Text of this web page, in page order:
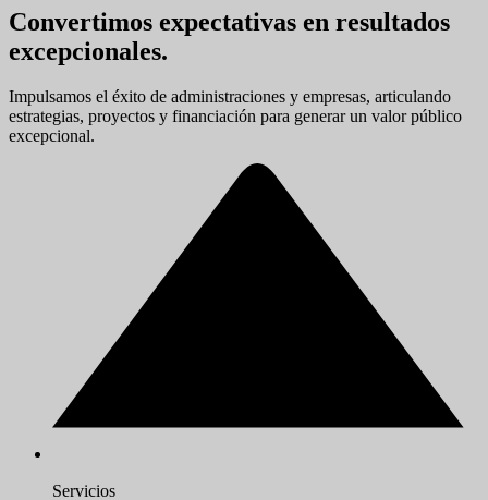
Convertimos expectativas en resultados
excepcionales.
Impulsamos el éxito de administraciones y empresas, articulando
estrategias, proyectos y financiación para generar un valor público
excepcional.
Servicios